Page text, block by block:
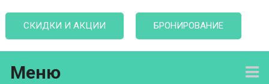
СКИДКИ И АКЦИИ БРОНИРОВАНИЕ
Меню